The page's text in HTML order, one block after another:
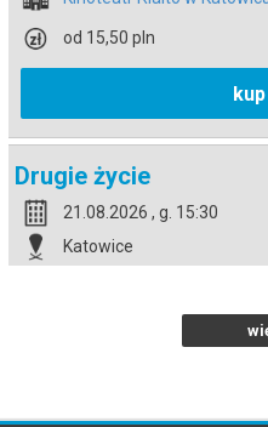
od 15,50 pln
Drugie życie
21.08.2026 , g. 15:30
Katowice